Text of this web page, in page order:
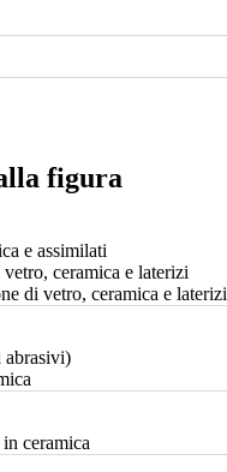
figura
e assimilati
ceramica e laterizi
di vetro, ceramica e laterizi
abrasivi)
ceramica